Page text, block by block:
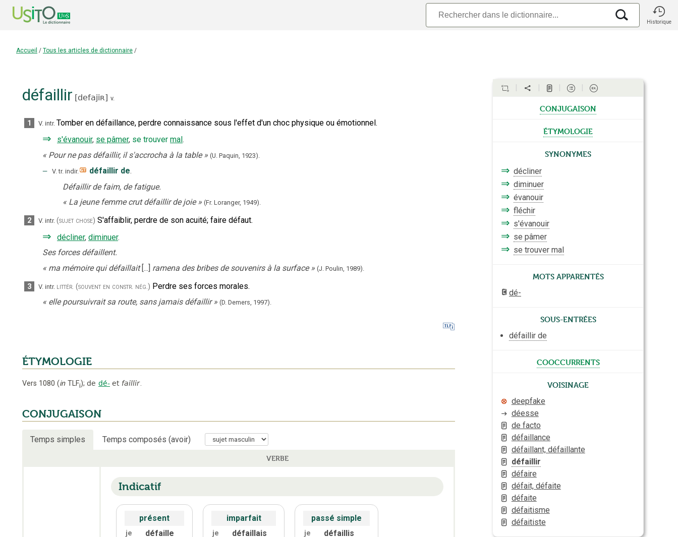
Historique
Accueil / Tous les articles de dictionnaire /
défaillir [defajiʀ] v.
1 V. intr. Tomber en défaillance, perdre connaissance sous l'effet d'un choc physique ou émotionnel.
⇒ s'évanouir, se pâmer, se trouver mal .
« Pour ne pas défaillir, il s'accrocha à la table » (U. Paquin, 1923).
‒ V. tr. indir. défaillir de.
Défaillir de faim, de fatigue.
« La jeune femme crut défaillir de joie » (Fr. Loranger, 1949).
2 V. intr. (sujet chose) S'affaiblir, perdre de son acuité; faire défaut.
⇒ décliner, diminuer.
Ses forces défaillent.
« ma mémoire qui défaillait [...] ramena des bribes de souvenirs à la surface » (J. Poulin, 1989).
3 V. intr. littér. (souvent en constr. nég.) Perdre ses forces morales.
« elle poursuivrait sa route, sans jamais défaillir » (D. Demers, 1997).
ÉTYMOLOGIE
Vers 1080 (in TLFi); de dé- et faillir.
CONJUGAISON
Temps simples Temps composés (avoir)
VERBE
Indicatif
présent
je défaille
imparfait
je défaillais
passé simple
je défaillis
conjugaison
étymologie
Synonymes
⇒ décliner
⇒ diminuer
⇒ évanouir
⇒ fléchir
⇒ s'évanouir
⇒ se pâmer
⇒ se trouver mal
Mots apparentés
dé-
Sous-entrées
défaillir de
cooccurrents
Voisinage
deepfake
déesse
de facto
défaillance
défaillant, défaillante
défaillir
défaire
défait, défaite
défaite
défaitisme
défaitiste